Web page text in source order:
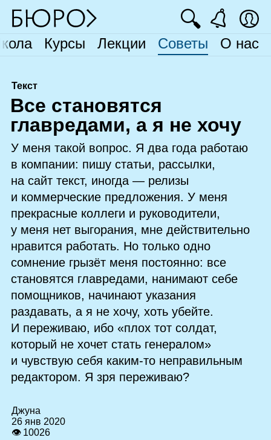
Курсы Лекции Советы О нас
🔍
Текст
Все становятся
главредами, а я не хочу
У меня такой вопрос. Я два года работаю
в компании: пишу статьи, рассылки,
на сайт текст, иногда — релизы
и коммерческие предложения. У меня
прекрасные коллеги и руководители,
у меня нет выгорания, мне действительно
нравится работать. Но только одно
сомнение грызёт меня постоянно: все
становятся главредами, нанимают себе
помощников, начинают указания
раздавать, а я не хочу, хоть убейте.
И переживаю, ибо «плох тот солдат,
который не хочет стать генералом»
и чувствую себя каким‑то неправильным
редактором. Я зря переживаю?
Джуна
26 янв 2020
👁 10026